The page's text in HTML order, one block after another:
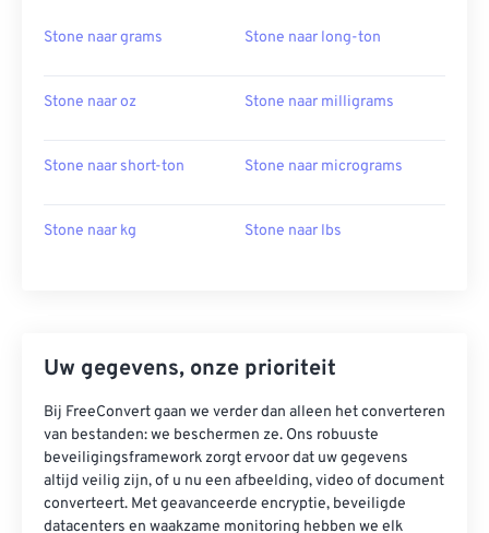
Stone naar grams Stone naar long-ton
Stone naar oz Stone naar milligrams
Stone naar short-ton Stone naar micrograms
Stone naar kg Stone naar lbs
Uw gegevens, onze prioriteit
Bij FreeConvert gaan we verder dan alleen het converteren
van bestanden: we beschermen ze. Ons robuuste
beveiligingsframework zorgt ervoor dat uw gegevens
altijd veilig zijn, of u nu een afbeelding, video of document
converteert. Met geavanceerde encryptie, beveiligde
datacenters en waakzame monitoring hebben we elk